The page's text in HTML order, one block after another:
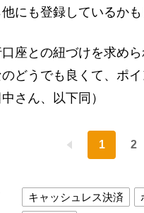
にも登録しているかも
口座との紐づけを求め
どうでも良くて、ポ
さん、以下同）
1 2
キャッシュレス決済